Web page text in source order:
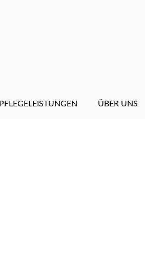
PFLEGELEISTUNGEN ÜBER UNS